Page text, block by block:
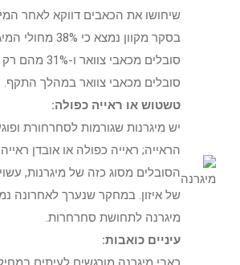
שיחושו את הכאבים דווקא לאחר
בסקר מקוון נמצא כי
סובלים מכאבי
סובלים מכאבי צוואר במהלך התקף.
טשטוש או ראייה כפולה:
יש מיגרנות שגורמות לסחרחורת
הראייה; ראייה כפולה או אובדן
הסובלים מסוג כזה של מיגרנות,
של איזון. במחקר שנערך לאחרונה
מיגרנה לתחושת סחרחרות.
עיניים כואבות: